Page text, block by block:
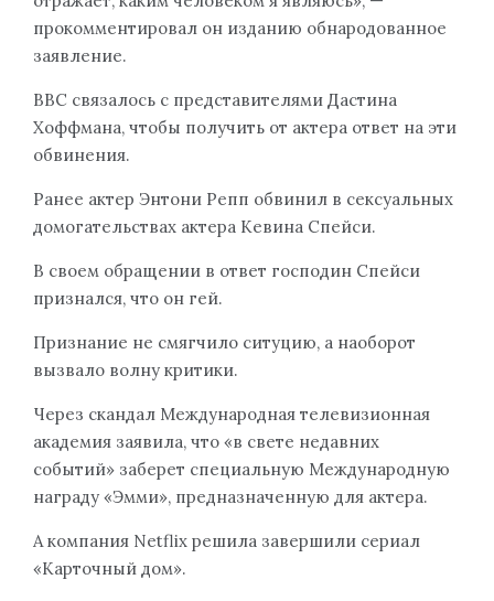
прокомментировал он изданию обнародованное
заявление.
BBC связалось с представителями Дастина
Хоффмана, чтобы получить от актера ответ на эти
обвинения.
Ранее актер Энтони Репп обвинил в сексуальных
домогательствах актера Кевина Спейси.
В своем обращении в ответ господин Спейси
признался, что он гей.
Признание не смягчило ситуцию, а наоборот
вызвало волну критики.
Через скандал Международная телевизионная
академия заявила, что «в свете недавних
событий» заберет специальную Международную
награду «Эмми», предназначенную для актера.
А компания Netflix решила завершили сериал
«Карточный дом».